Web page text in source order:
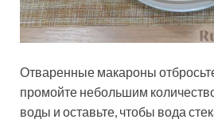
Отваренные макароны
промойте небольшим
воды и оставьте, чтобы вода